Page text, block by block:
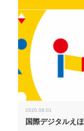
2020.08.01
国際デジタルえ